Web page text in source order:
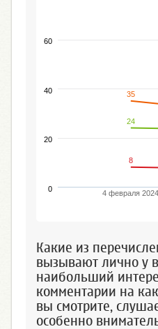
24
35
8
4 февраля 2024
0
20
40
60
Какие из
вызывают лично у
наибольший
комментарии на
вы смотрите,
особенно